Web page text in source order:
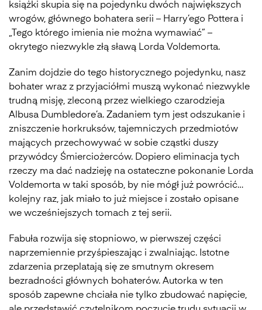
książki skupia się na pojedynku dwóch największych
wrogów, głównego bohatera serii – Harry’ego Pottera i
„Tego którego imienia nie można wymawiać” –
okrytego niezwykle złą sławą Lorda Voldemorta.
Zanim dojdzie do tego historycznego pojedynku, nasz
bohater wraz z przyjaciółmi muszą wykonać niezwykle
trudną misję, zleconą przez wielkiego czarodzieja
Albusa Dumbledore’a. Zadaniem tym jest odszukanie i
zniszczenie horkruksów, tajemniczych przedmiotów
mających przechowywać w sobie cząstki duszy
przywódcy Śmierciożerców. Dopiero eliminacja tych
rzeczy ma dać nadzieję na ostateczne pokonanie Lorda
Voldemorta w taki sposób, by nie mógł już powrócić…
kolejny raz, jak miało to już miejsce i zostało opisane
we wcześniejszych tomach z tej serii.
Fabuła rozwija się stopniowo, w pierwszej części
naprzemiennie przyśpieszając i zwalniając. Istotne
zdarzenia przeplatają się ze smutnym okresem
bezradności głównych bohaterów. Autorka w ten
sposób zapewne chciała nie tylko zbudować napięcie,